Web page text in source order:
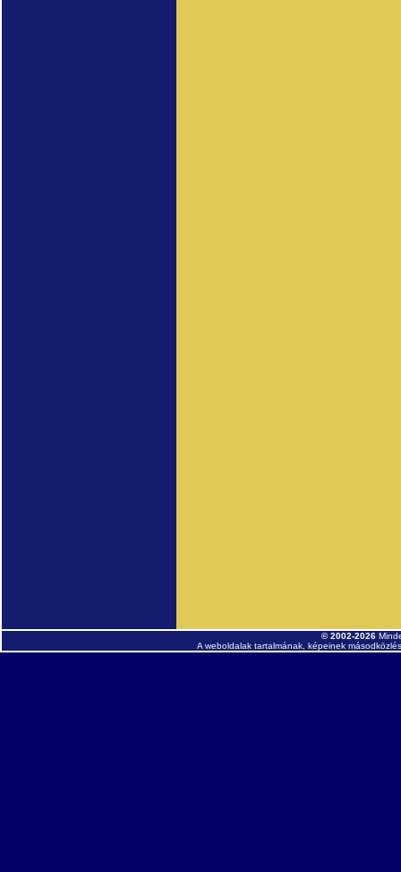
© 2002-2026
A weboldalak tartalmának, képeinek